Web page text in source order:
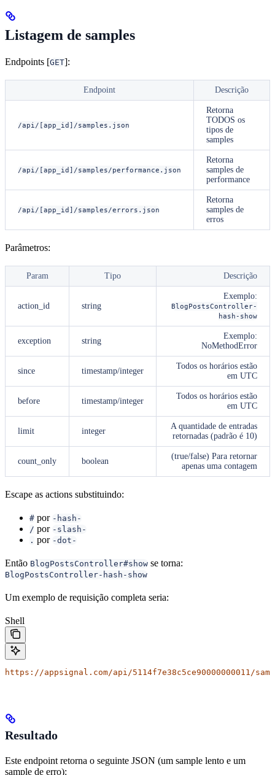
Listagem de samples
Endpoints [GET]:
Endpoint Descrição
/api/[app_id]/samples.json
Retorna
TODOS os
tipos de
samples
/api/[app_id]/samples/performance.json
Retorna
samples de
performance
/api/[app_id]/samples/errors.json
Retorna
samples de
erros
Parâmetros:
Param Tipo Descrição
action_id string
Exemplo:
BlogPostsController-
hash-show
exception string
Exemplo:
NoMethodError
since timestamp/integer
Todos os horários estão
em UTC
before timestamp/integer
Todos os horários estão
em UTC
limit integer
A quantidade de entradas
retornadas (padrão é 10)
count_only boolean
(true/false) Para retornar
apenas uma contagem
Escape as actions substituindo:
# por -hash-
/ por -slash-
. por -dot-
Então BlogPostsController#show se torna:
BlogPostsController-hash-show
Um exemplo de requisição completa seria:
Shell
https://appsignal.com/api/5114f7e38c5ce90000000011/
Resultado
Este endpoint retorna o seguinte JSON (um sample lento e um
sample de erro):